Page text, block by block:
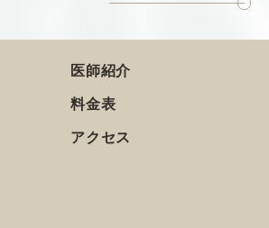
医師紹介
料金表
アクセス